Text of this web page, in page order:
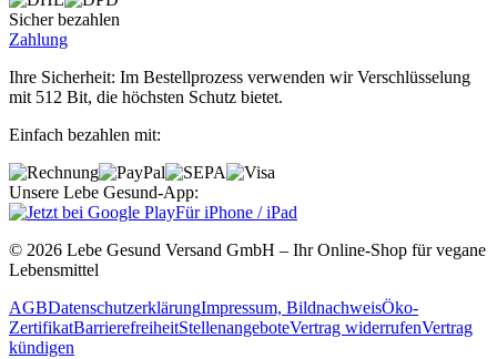
Sicher bezahlen
Zahlung
Ihre Sicherheit: Im Bestellprozess verwenden wir Verschlüsselung
mit 512 Bit, die höchsten Schutz bietet.
Einfach bezahlen mit:
Unsere Lebe Gesund-App:
Für iPhone / iPad
© 2026 Lebe Gesund Versand GmbH – Ihr Online‐Shop für vegane
Lebensmittel
AGBDatenschutzerklärungImpressum, BildnachweisÖko‐
ZertifikatBarrierefreiheitStellenangeboteVertrag widerrufenVertrag
kündigen